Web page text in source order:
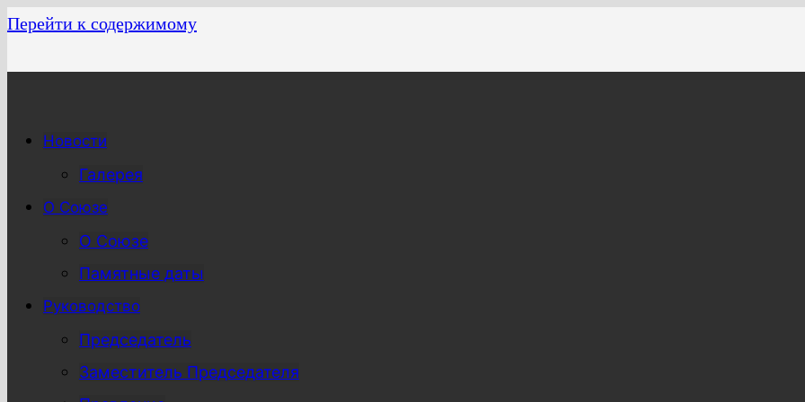
Перейти к содержимому
Новости
Галерея
О Союзе
О Союзе
Памятные даты
Руководство
Председатель
Заместитель Председателя